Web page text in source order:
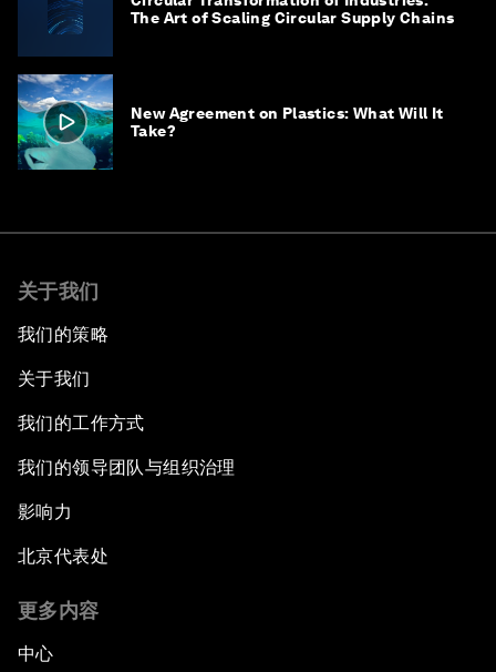
The Art of Scaling Circular Supply Chains
New Agreement on Plastics: What Will It
Take?
关于我们
我们的策略
关于我们
我们的工作方式
我们的领导团队与组织治理
影响力
北京代表处
更多内容
中心